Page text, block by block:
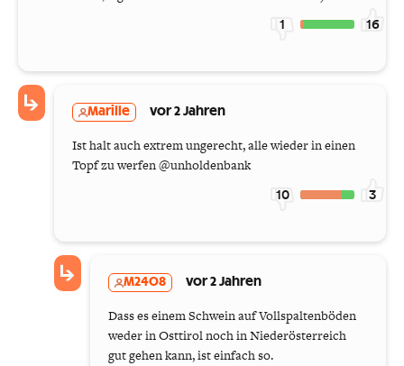
1 16
Marille vor 2 Jahren
Ist halt auch extrem ungerecht, alle wieder in einen
Topf zu werfen @unholdenbank
10 3
M2408 vor 2 Jahren
Dass es einem Schwein auf Vollspaltenböden
weder in Osttirol noch in Niederösterreich
gut gehen kann, ist einfach so.